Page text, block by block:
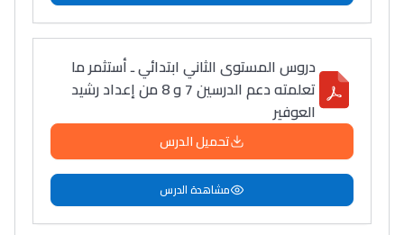
دروس المستوى الثاني ابتدائي ـ أستثمر ما
تعلمته دعم الدرسين 7 و 8 من إعداد رشيد
العوفير
تحميل الدرس
مشاهدة الدرس